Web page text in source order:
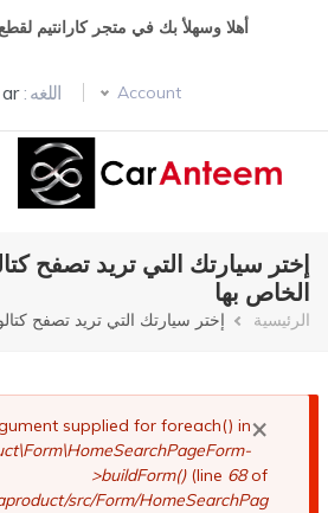
أهلا وسهلأ بك في متجر كارانتيم
Account اللغه :
language
إختر سيارتك التي تريد تصفح
الخاص بها
مسار
الرئيسية إختر سيارتك التي تريد تصفح
×
رسالة
الخطأ
supplied for foreach() in
>buildForm()(line 68of
src/Form/HomeSearchPag